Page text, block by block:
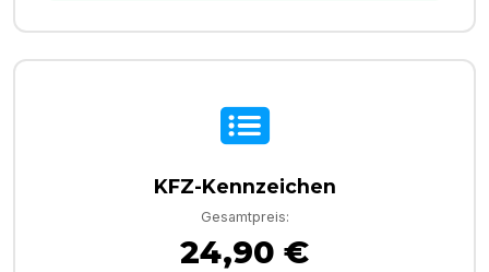
KFZ-Kennzeichen
Gesamtpreis:
24,90 €